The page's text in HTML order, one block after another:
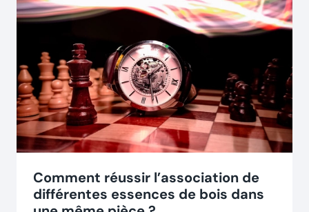
Comment réussir l’association de
différentes essences de bois dans